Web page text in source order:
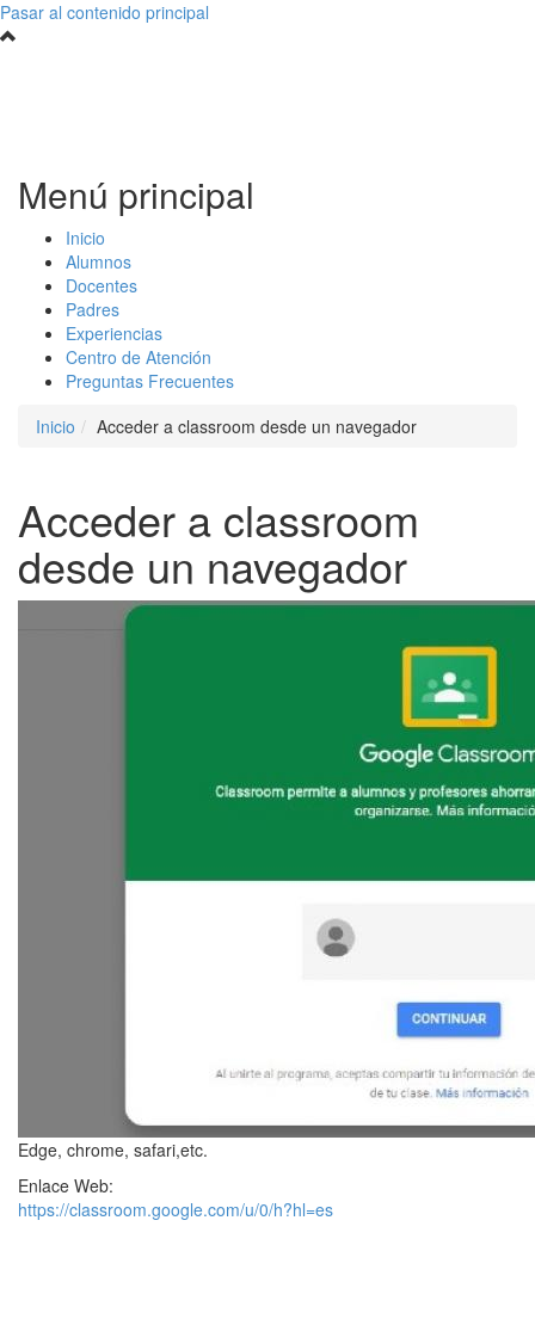
Pasar al contenido principal
Menú principal
Inicio
Alumnos
Docentes
Padres
Experiencias
Centro de Atención
Preguntas Frecuentes
Inicio
Acceder a classroom desde un navegador
Acceder a classroom
desde un navegador
Edge, chrome, safari,etc.
Enlace Web:
https://classroom.google.com/u/0/h?hl=es